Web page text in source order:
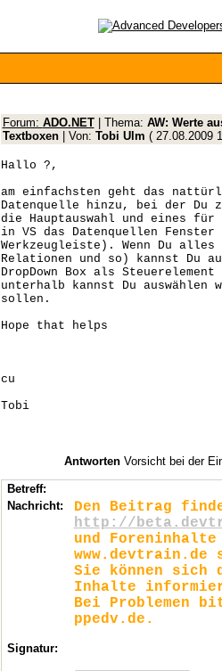
Forum: ADO.NET| Thema: AW: Werte
Textboxen
| Von: Tobi Ulm ( 27.08.2009
Hallo ?,
am einfachsten geht das
Datenquelle hinzu, bei der Du
die Hauptauswahl und eines für
in VS das Datenquellen
Werkzeugleiste). Wenn Du
Relationen und so) kannst Du
DropDown Box als
unterhalb kannst Du auswählen
sollen.
Hope that helps
cu
Tobi
Antworten Vorsicht bei der
Betreff:
Nachricht:
Den Beitrag
http://
und
Sie können
Inhalte
Bei Problemen
ppedv.de.
Signatur: